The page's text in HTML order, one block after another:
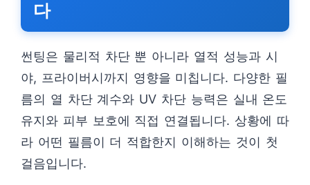
다
썬팅은 물리적 차단 뿐 아니라 열적 성능과 시
야, 프라이버시까지 영향을 미칩니다. 다양한 필
름의 열 차단 계수와 UV 차단 능력은 실내 온도
유지와 피부 보호에 직접 연결됩니다. 상황에 따
라 어떤 필름이 더 적합한지 이해하는 것이 첫
걸음입니다.